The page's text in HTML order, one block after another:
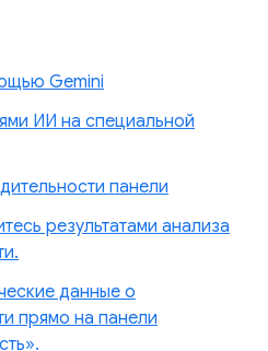
Gemini
ИИ на специальной
панели
результатами анализа
данные о
прямо на панели